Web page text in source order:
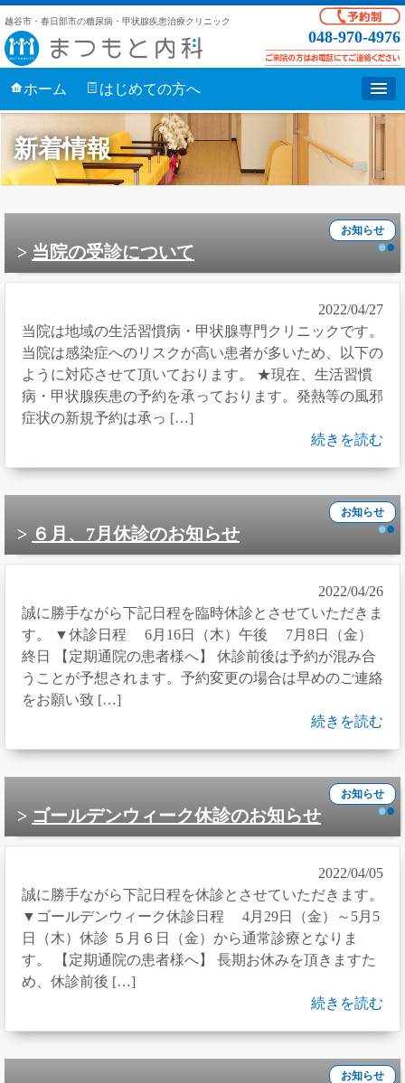
越谷市・春日部市の糖尿病・甲状腺疾患治療クリニック
048-970-4976
ホーム はじめての方へ
新着情報
お知らせ
当院の受診について
2022/04/27
当院は地域の生活習慣病・甲状腺専門クリニックです。
当院は感染症へのリスクが高い患者が多いため、以下の
ように対応させて頂いております。 ★現在、生活習慣
病・甲状腺疾患の予約を承っております。発熱等の風邪
症状の新規予約は承っ […]
続きを読む
お知らせ
６月、7月休診のお知らせ
2022/04/26
誠に勝手ながら下記日程を臨時休診とさせていただきま
す。 ▼休診日程 6月16日（木）午後 7月8日（金）
終日 【定期通院の患者様へ】 休診前後は予約が混み合
うことが予想されます。予約変更の場合は早めのご連絡
をお願い致 […]
続きを読む
お知らせ
ゴールデンウィーク休診のお知らせ
2022/04/05
誠に勝手ながら下記日程を休診とさせていただきます。
▼ゴールデンウィーク休診日程 4月29日（金）～5月5
日（木）休診 ５月６日（金）から通常診療となりま
す。 【定期通院の患者様へ】 長期お休みを頂きますた
め、休診前後 […]
続きを読む
お知らせ